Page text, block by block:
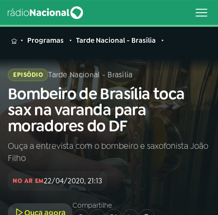
MENU
Buscar
na
Rádio
Nacional
Buscar
AO VIVO
INÍCIO
A RÁDIO
Programas Tarde Nacional - Brasília
EPISÓDIO Tarde Nacional - Brasília
Bombeiro de Brasília toca
sax na varanda para
moradores do DF
Ouça a entrevista com o bombeiro e saxofonista João
Filho
NO AR EM22/04/2020, 21:13
Ouça agora
Compartilhe